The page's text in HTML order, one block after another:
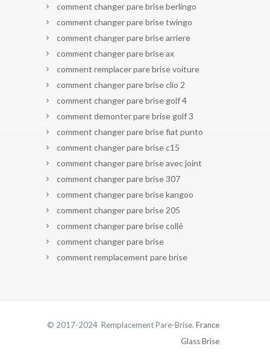
comment changer pare brise berlingo
comment changer pare brise twingo
comment changer pare brise arriere
comment changer pare brise ax
comment remplacer pare brise voiture
comment changer pare brise clio 2
comment changer pare brise golf 4
comment demonter pare brise golf 3
comment changer pare brise fiat punto
comment changer pare brise c15
comment changer pare brise avec joint
comment changer pare brise 307
comment changer pare brise kangoo
comment changer pare brise 205
comment changer pare brise collé
comment changer pare brise
comment remplacement pare brise
© 2017-2024 Remplacement Pare-Brise. France
Glass Brise